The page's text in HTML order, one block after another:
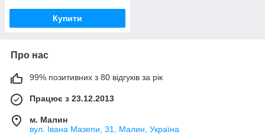
Купити
Про нас
99% позитивних з 80 відгуків за рік
Працює з 23.12.2013
м. Малин
вул. Івана Мазепи, 31, Малин, Україна